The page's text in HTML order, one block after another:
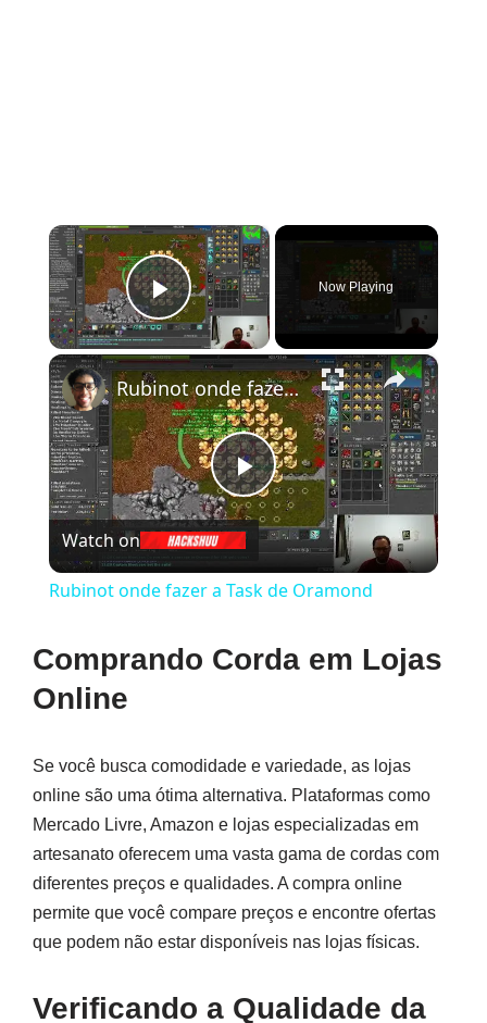
×
Play Video
Now Playing
×
Play
Video
Rubinot onde fazer a Task de Oramond
Watch on
Rubinot onde fazer a Task de Oramond
Comprando Corda em Lojas
Online
Se você busca comodidade e variedade, as lojas
online são uma ótima alternativa. Plataformas como
Mercado Livre, Amazon e lojas especializadas em
artesanato oferecem uma vasta gama de cordas com
diferentes preços e qualidades. A compra online
permite que você compare preços e encontre ofertas
que podem não estar disponíveis nas lojas físicas.
Verificando a Qualidade da